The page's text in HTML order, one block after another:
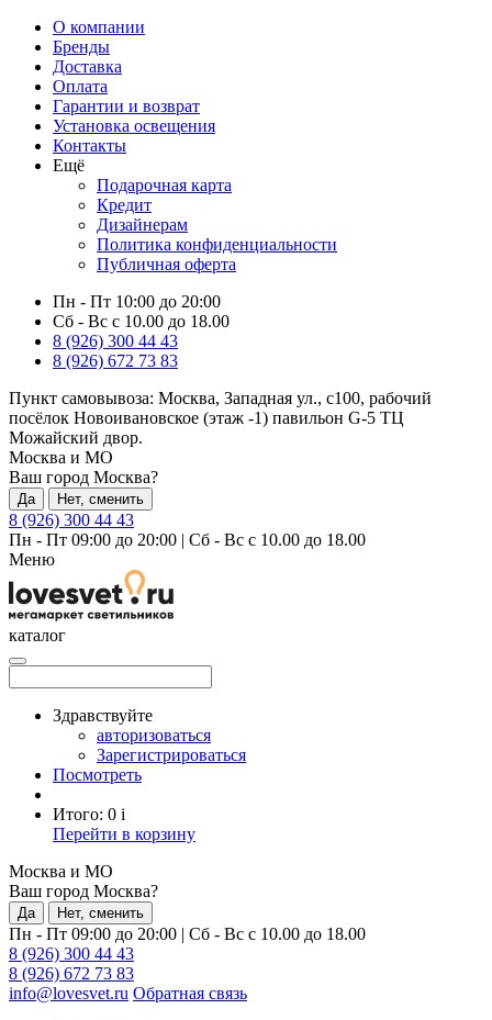
О компании
Бренды
Доставка
Оплата
Гарантии и возврат
Установка освещения
Контакты
Ещё
Подарочная карта
Кредит
Дизайнерам
Политика конфиденциальности
Публичная оферта
Пн - Пт 10:00 до 20:00
Сб - Вс с 10.00 до 18.00
8 (926) 300 44 43
8 (926) 672 73 83
Пункт самовывоза: Москва, Западная ул., с100, рабочий
посёлок Новоивановское (этаж -1) павильон G-5 ТЦ
Можайский двор.
Москва и МО
Ваш город Москва?
Да Нет, сменить
8 (926) 300 44 43
Пн - Пт 09:00 до 20:00 | Сб - Вс с 10.00 до 18.00
Меню
каталог
Здравствуйте
авторизоваться
Зарегистрироваться
Посмотреть
Итого: 0 i
Перейти в корзину
Москва и МО
Ваш город Москва?
Да Нет, сменить
Пн - Пт 09:00 до 20:00 | Сб - Вс с 10.00 до 18.00
8 (926) 300 44 43
8 (926) 672 73 83
info@lovesvet.ru Обратная связь